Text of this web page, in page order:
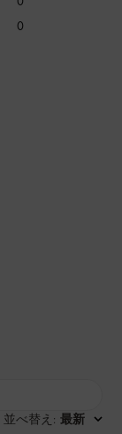
0
並べ替え : 最新